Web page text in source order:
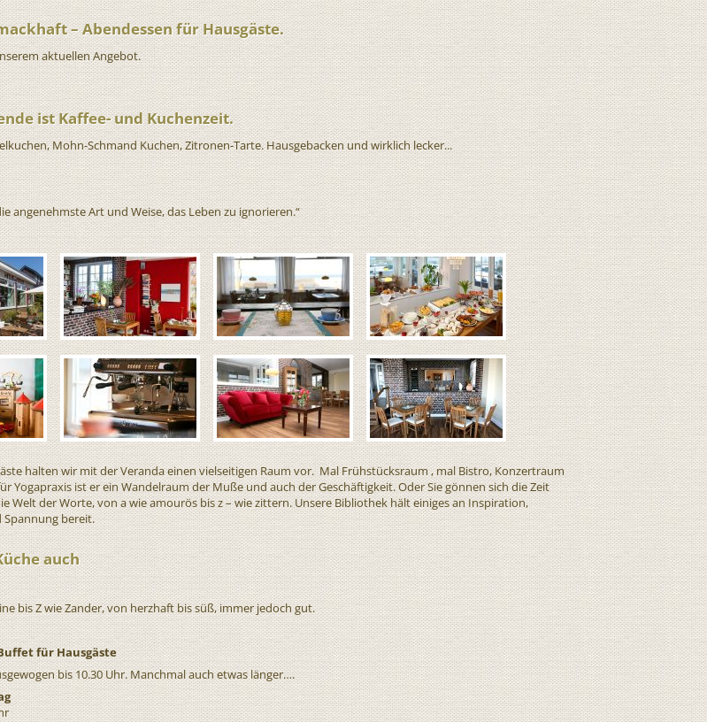
– Abendessen für Hausgäste.
aktuellen Angebot.
ist Kaffee- und Kuchenzeit.
Mohn-Schmand Kuchen, Zitronen-Tarte. Hausgebacken und wirklich lecker...
angenehmste Art und Weise, das Leben zu ignorieren.“
halten wir mit der Veranda einen vielseitigen Raum vor. Mal Frühstücksraum , mal Bistro, Konzertraum
Yogapraxis ist er ein Wandelraum der Muße und auch der Geschäftigkeit. Oder Sie gönnen sich die Zeit
Welt der Worte, von a wie amourös bis z – wie zittern. Unsere Bibliothek hält einiges an Inspiration,
bereit.
auch
bis Z wie Zander, von herzhaft bis süß, immer jedoch gut.
für Hausgäste
bis 10.30 Uhr. Manchmal auch etwas länger….